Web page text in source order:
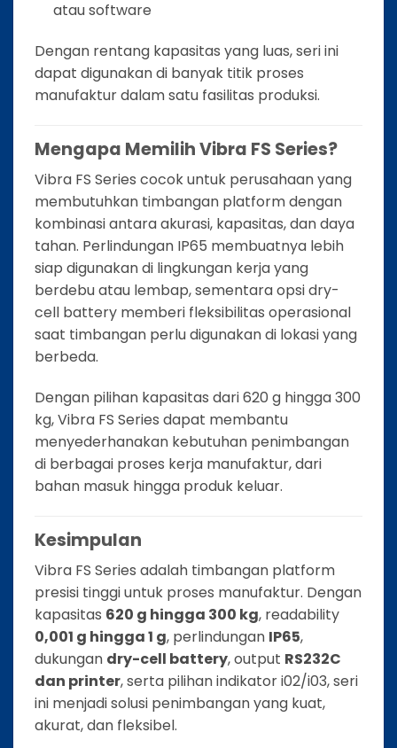
atau software
Dengan rentang kapasitas yang luas, seri ini
dapat digunakan di banyak titik proses
manufaktur dalam satu fasilitas produksi.
Mengapa Memilih Vibra FS Series?
Vibra FS Series cocok untuk perusahaan yang
membutuhkan timbangan platform dengan
kombinasi antara akurasi, kapasitas, dan daya
tahan. Perlindungan IP65 membuatnya lebih
siap digunakan di lingkungan kerja yang
berdebu atau lembap, sementara opsi dry-
cell battery memberi fleksibilitas operasional
saat timbangan perlu digunakan di lokasi yang
berbeda.
Dengan pilihan kapasitas dari 620 g hingga 300
kg, Vibra FS Series dapat membantu
menyederhanakan kebutuhan penimbangan
di berbagai proses kerja manufaktur, dari
bahan masuk hingga produk keluar.
Kesimpulan
Vibra FS Series adalah timbangan platform
presisi tinggi untuk proses manufaktur. Dengan
kapasitas 620 g hingga 300 kg, readability
0,001 g hingga 1 g, perlindungan IP65,
dukungan dry-cell battery, output RS232C
dan printer, serta pilihan indikator i02/i03, seri
ini menjadi solusi penimbangan yang kuat,
akurat, dan fleksibel.